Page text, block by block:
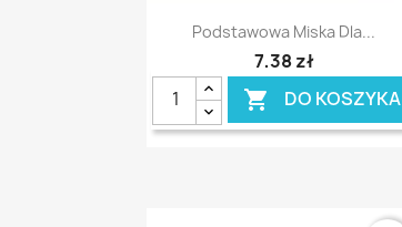
Szybki podgląd
Podstawowa Miska Dla...
7,38 zł
 DO KOSZYKA